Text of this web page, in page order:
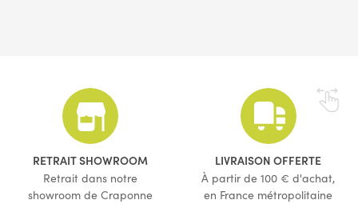
(2 avis)
RETRAIT SHOWROOM
Retrait dans notre
showroom de Craponne
LIVRAISON OFFERTE
À partir de 100 € d'achat,
en France métropolitaine